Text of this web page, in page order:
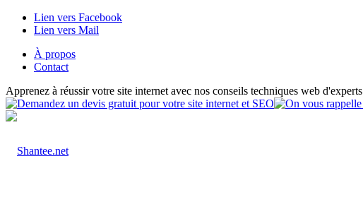
Lien vers Facebook
Lien vers Mail
À propos
Contact
Apprenez à réussir votre site internet avec nos conseils techniques web d'experts